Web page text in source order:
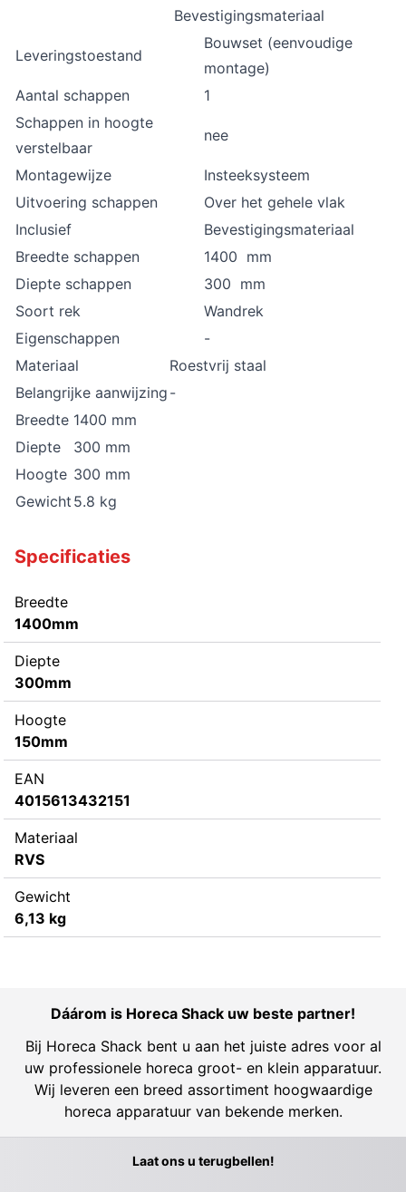
Bevestigingsmateriaal
Leveringstoestand
Bouwset (eenvoudige
montage)
Aantal schappen
1
Schappen in hoogte
verstelbaar
nee
Montagewijze
Insteeksysteem
Uitvoering schappen
Over het gehele vlak
Inclusief
Bevestigingsmateriaal
Breedte schappen
1400 mm
Diepte schappen
300 mm
Soort rek
Wandrek
Eigenschappen
-
Materiaal
Roestvrij staal
Belangrijke aanwijzing -
Breedte 1400 mm
Diepte
300 mm
Hoogte 300 mm
Gewicht 5.8 kg
Specificaties
Breedte
1400mm
Diepte
300mm
Hoogte
150mm
EAN
4015613432151
Materiaal
RVS
Gewicht
6,13 kg
Dáárom is Horeca Shack uw beste partner!
Bij Horeca Shack bent u aan het juiste adres voor al
uw professionele horeca groot- en klein apparatuur.
Wij leveren een breed assortiment hoogwaardige
horeca apparatuur van bekende merken.
Laat ons u terugbellen!